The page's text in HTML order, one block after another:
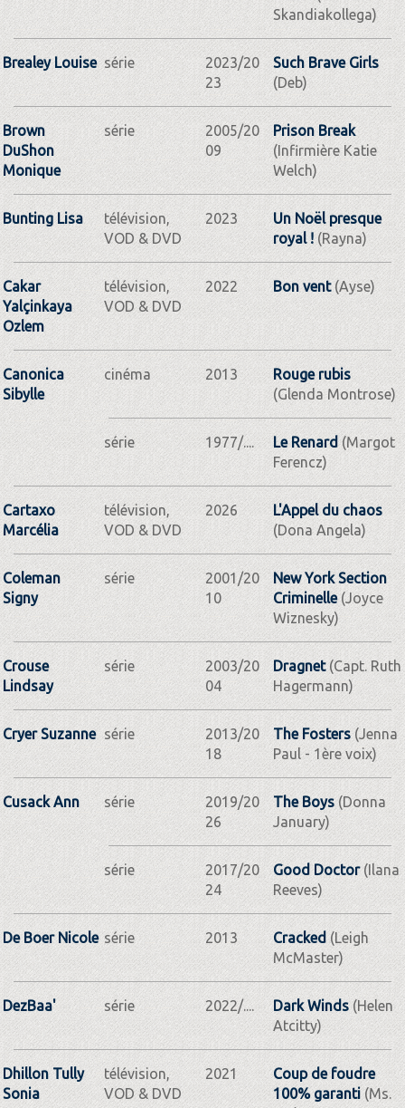
Skandiakollega)
Brealey Louise série
2023/20
23
Such Brave Girls
(Deb)
Brown
DuShon
Monique
série
2005/20
09
Prison Break
(Infirmière Katie
Welch)
Bunting Lisa
télévision,
VOD & DVD
2023
Un Noël presque
royal !(Rayna)
Cakar
Yalçinkaya
Ozlem
télévision,
VOD & DVD
2022 Bon vent(Ayse)
Canonica
Sibylle
cinéma 2013
Rouge rubis
(Glenda Montrose)
série 1977/.... Le Renard(Margot
Ferencz)
Cartaxo
Marcélia
télévision,
VOD & DVD
2026
L'Appel du chaos
(Dona Angela)
Coleman
Signy
série
2001/20
10
New York Section
Criminelle(Joyce
Wiznesky)
Crouse
Lindsay
série
2003/20
04
Dragnet(Capt. Ruth
Hagermann)
Cryer Suzanne série
2013/20
18
The Fosters(Jenna
Paul - 1ère voix)
Cusack Ann série
2019/20
26
The Boys(Donna
January)
série
2017/20
24
Good Doctor(Ilana
Reeves)
De Boer Nicole série 2013 Cracked (Leigh
McMaster)
DezBaa' série 2022/.... Dark Winds(Helen
Atcitty)
Dhillon Tully
Sonia
télévision,
VOD & DVD
2021
Coup de foudre
100% garanti(Ms.